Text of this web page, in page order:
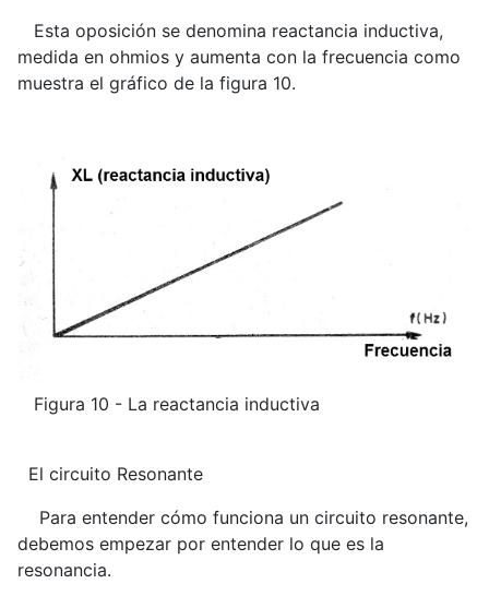
Esta oposición se denomina reactancia inductiva,
medida en ohmios y aumenta con la frecuencia como
muestra el gráfico de la figura 10.
Figura 10 - La reactancia inductiva
El circuito Resonante
Para entender cómo funciona un circuito resonante,
debemos empezar por entender lo que es la
resonancia.